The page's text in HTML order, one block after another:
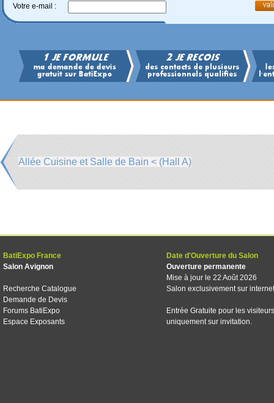
Votre e-mail :
Allée Cuisine et Salle de Bain < (Hall A)
BatiExpo France
Salon Avignon
Recherche Catalogue
Demande de Devis
Forums BatiExpo
Espace Exposants
Date d'Ouverture du Salon
Ouverture permanente
Mise à jour le 22 Août 2026
Salon exclusivement sur internet
Entrée Gratuite pour les visiteurs
uniquement sur invitation.